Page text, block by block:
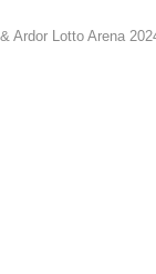
Ardor Lotto Arena